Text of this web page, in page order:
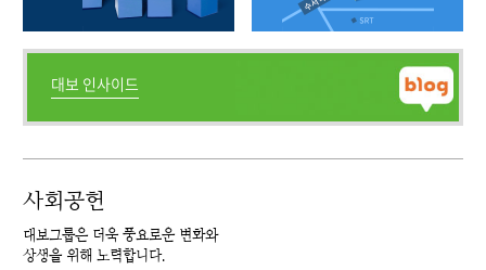
대보 인사이드
사회공헌
대보그룹은 더욱 풍요로운 변화와
상생을 위해 노력합니다.